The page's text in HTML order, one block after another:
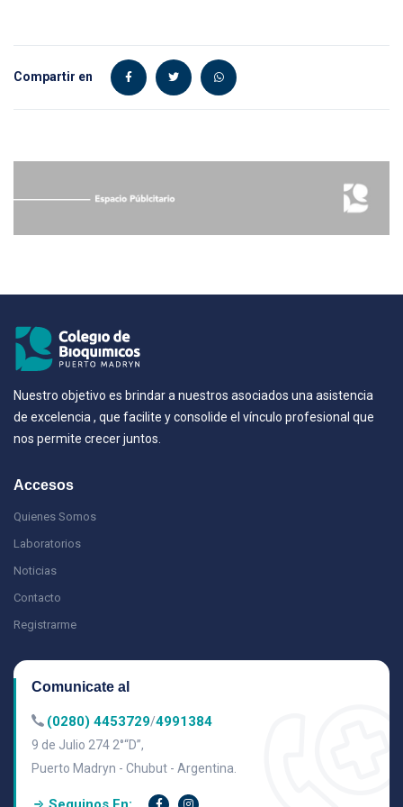
Compartir en
Nuestro objetivo es brindar a nuestros asociados una asistencia
de excelencia , que facilite y consolide el vínculo profesional que
nos permite crecer juntos.
Accesos
Quienes Somos
Laboratorios
Noticias
Contacto
Registrarme
Comunicate al
(0280) 4453729/4991384
9 de Julio 274 2°“D”,
Puerto Madryn - Chubut - Argentina.